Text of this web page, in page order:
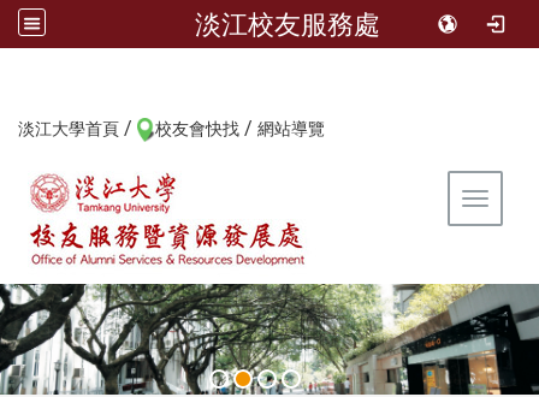
淡江校友服務處
淡江大學首頁 / 校友會快找 / 網站導覽
Toggle